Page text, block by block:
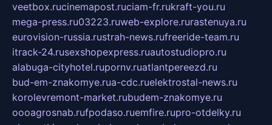
veetbox.rucinemapost.ruciam-fr.rukraft-you.ru
mega-press.ru03223.ruweb-explore.rurastenuya.ru
eurovision-russia.rustrah-news.rufreeride-team.ru
itrack-24.rusexshopexpress.ruautostudiopro.ru
alabuga-cityhotel.rupornv.ruatlantpereezd.ru
bud-em-znakomye.rua-cdc.ruelektrostal-news.ru
korolevremont-market.rubudem-znakomye.ru
oooagrosnab.rufpodaso.ruemfire.rupro-otdelky.ru